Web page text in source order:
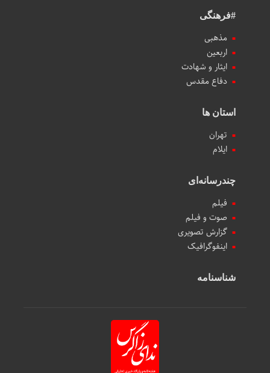
#فرهنگی
مذهبی
اربعین
ایثار و شهادت
دفاع مقدس
استان ها
تهران
ایلام
چندرسانه‌ای
فیلم
صوت و فیلم
گزارش تصویری
اینفوگرافیک
شناسنامه